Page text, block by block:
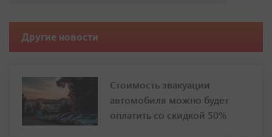
Другие новости
Стоимость эвакуации
автомобиля можно будет
оплатить со скидкой 50%